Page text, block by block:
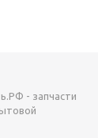
- запчасти